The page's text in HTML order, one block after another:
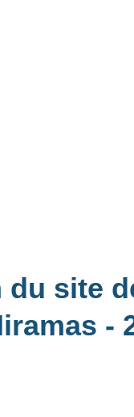
du site
-